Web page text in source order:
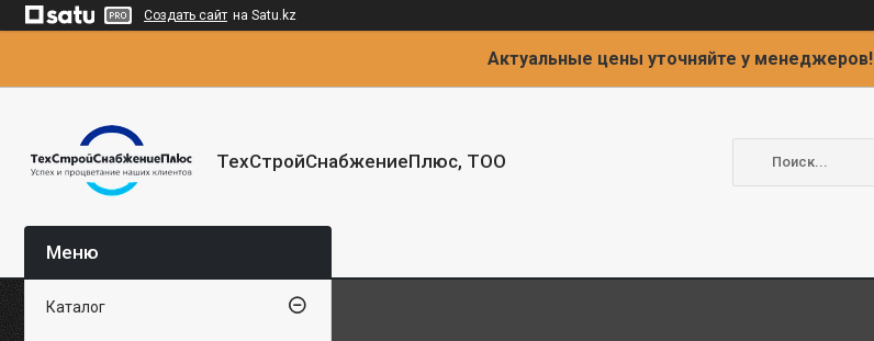
Создать сайт на Satu.kz
Актуальные цены уточняйте у менеджеров!
ТехСтройСнабжениеПлюс, ТОО
Каталог